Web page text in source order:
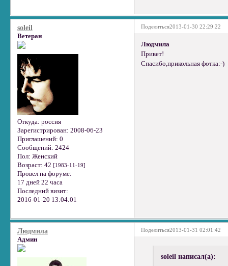
Поделиться2013-01-30 22:29:22
soleil
Ветеран
Откуда: россия
Зарегистрирован: 2008-06-23
Приглашений: 0
Сообщений: 2424
Пол: Женский
Возраст: 42 [1983-11-19]
Провел на форуме:
17 дней 22 часа
Последний визит:
2016-01-20 13:04:01
Людмила
Привет!
Спасибо,прикольная фотка:-)
Поделиться2013-01-31 02:01:42
Людмила
Админ
soleil написал(а):